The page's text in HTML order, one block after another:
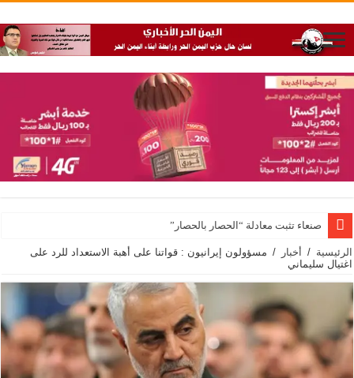
صنعاء تثبت معادلة “الحصار بالحصار”
الرئيسية / أخبار / مسؤولون إيرانيون : قواتنا على أهبة الاستعداد للرد على
اغتيال سليماني